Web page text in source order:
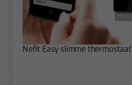
Nefit Easy slimme